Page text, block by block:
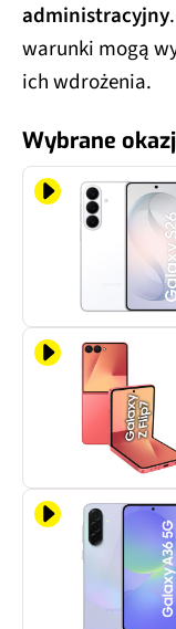
administracyjny
warunki mogą
ich wdrożenia.
Wybrane